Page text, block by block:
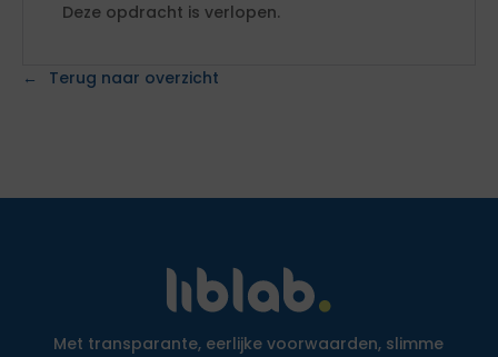
Deze opdracht is verlopen.
Terug naar overzicht
Met transparante, eerlijke voorwaarden, slimme